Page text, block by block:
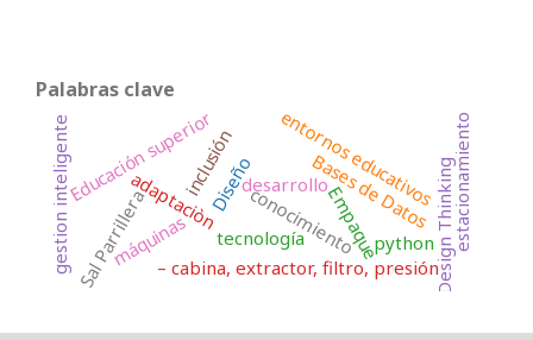
Palabras clave
tecnología
máquinas conocimiento
desarrollo
adaptaciòn entornos educativos
Educación superiorDiseño Design Thinking
Empaque
Sal Parrillera – cabina, extractor, filtro, presión
estacionamiento
Bases de Datos
gestion inteligente python
inclusión